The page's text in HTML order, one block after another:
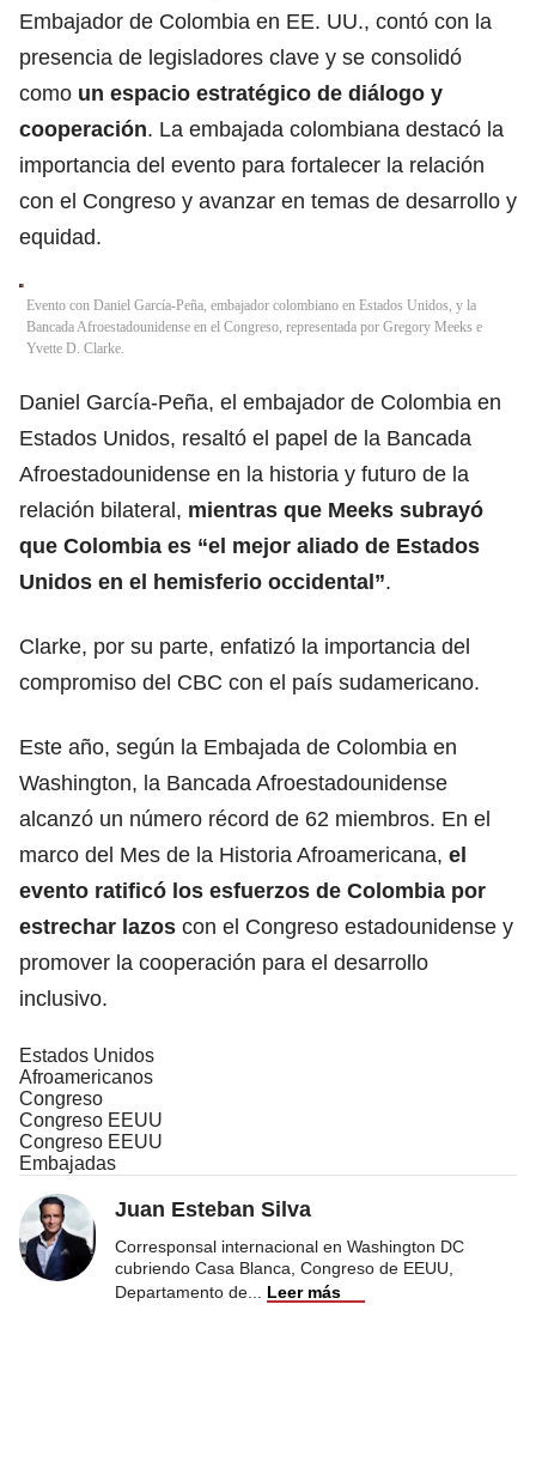
Embajador de Colombia en EE. UU., contó con la
presencia de legisladores clave y se consolidó
como un espacio estratégico de diálogo y
cooperación. La embajada colombiana destacó la
importancia del evento para fortalecer la relación
con el Congreso y avanzar en temas de desarrollo y
equidad.
Evento con Daniel García-Peña, embajador colombiano en Estados Unidos, y la
Bancada Afroestadounidense en el Congreso, representada por Gregory Meeks e
Yvette D. Clarke.
Daniel García-Peña, el embajador de Colombia en
Estados Unidos, resaltó el papel de la Bancada
Afroestadounidense en la historia y futuro de la
relación bilateral, mientras que Meeks subrayó
que Colombia es “el mejor aliado de Estados
Unidos en el hemisferio occidental”.
Clarke, por su parte, enfatizó la importancia del
compromiso del CBC con el país sudamericano.
Este año, según la Embajada de Colombia en
Washington, la Bancada Afroestadounidense
alcanzó un número récord de 62 miembros. En el
marco del Mes de la Historia Afroamericana, el
evento ratificó los esfuerzos de Colombia por
estrechar lazos con el Congreso estadounidense y
promover la cooperación para el desarrollo
inclusivo.
Estados Unidos
Afroamericanos
Congreso
Congreso EEUU
Congreso EEUU
Embajadas
Juan Esteban Silva
Corresponsal internacional en Washington DC
cubriendo Casa Blanca, Congreso de EEUU,
Departamento de
Leer más